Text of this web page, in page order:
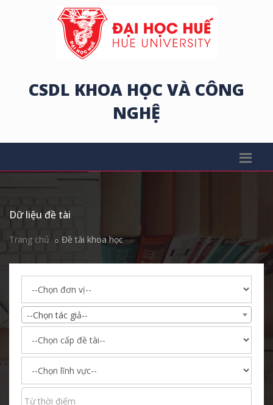
CSDL KHOA HỌC VÀ CÔNG
NGHỆ
Dữ liệu đề tài
Trang chủ Đề tài khoa học
--Chọn tác giả--